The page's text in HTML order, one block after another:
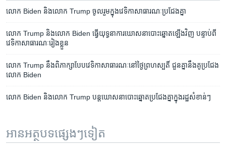
លោក Biden និង​លោក Trump ចូលរួម​ក្នុង​វេទិកា​សាធារណៈ​ប្រជែង​គ្នា
លោក ​Trump​ និង​លោក​ Biden​ ​ធ្វើ​យុទ្ធនាការ​ឃោសនា​បោះឆ្នោត​ឡើង​វិញ​ បន្ទាប់ពី​
វេទិកា​សាធារណៈ​រៀងខ្លួន
លោក​ Trump នឹង​ពិភាក្សា​បែប​វេទិកា​សាធារណៈ​នៅ​ថ្ងៃ​ព្រហស្បតិ៍​ ជួន​គ្នា​នឹង​គូ​​​ប្រជែង​​
លោក Biden
លោក Biden និង​លោក Trump បន្ត​ឃោសនា​បោះឆ្នោត​ប្រជែង​គ្នា​ក្នុង​រដ្ឋ​សំខាន់ៗ
អានអត្ថបទផ្សេងៗទៀត